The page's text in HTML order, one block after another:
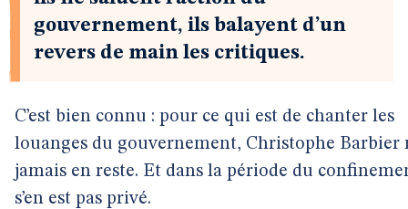
gouvernement, ils balayent d’un
revers de main les critiques.
C’est bien connu : pour ce qui est de chanter les
louanges du gouvernement, Christophe Barbier
jamais en reste. Et dans la période du
s’en est pas privé.